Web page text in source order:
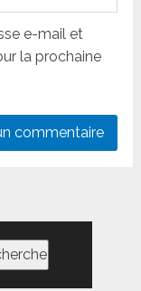
e-mail et
la prochaine